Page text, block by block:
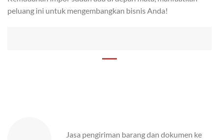
peluang ini untuk mengembangkan bisnis Anda!
Jasa pengiriman barang dan dokumen ke